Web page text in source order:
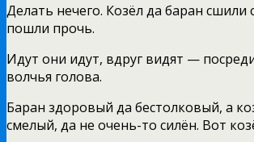
Делать нечего. Козёл да баран сшили
пошли прочь.
Идут они идут, вдруг видят —
волчья голова.
Баран здоровый да бестолковый, а
смелый, да не очень-то силён. Вот